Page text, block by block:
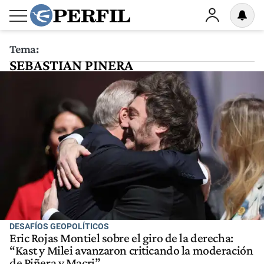
Tema:
SEBASTIAN PINERA
DESAFÍOS GEOPOLÍTICOS
Eric Rojas Montiel sobre el giro de la derecha:
“Kast y Milei avanzaron criticando la moderación